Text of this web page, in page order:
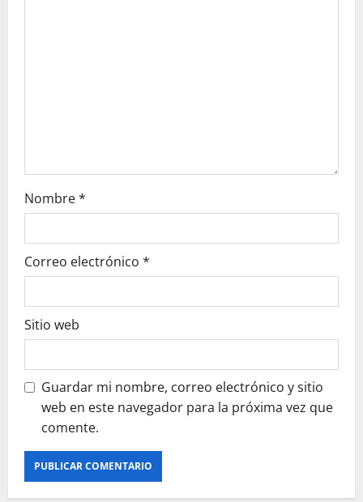
Nombre*
Correo electrónico *
Sitio web
Guardar mi nombre, correo electrónico y sitio
web en este navegador para la próxima vez que
comente.